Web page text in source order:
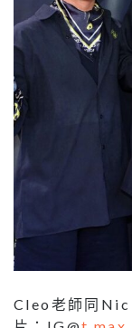
Cleo老師同Nic